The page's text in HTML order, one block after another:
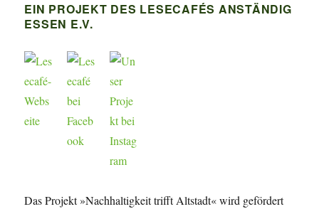
EIN PROJEKT DES LESECAFÉS ANSTÄNDIG
ESSEN E.V.
Das Projekt »Nachhaltigkeit trifft Altstadt« wird gefördert